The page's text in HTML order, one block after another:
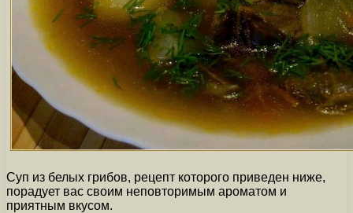
Суп из белых грибов, рецепт которого приведен ниже,
порадует вас своим неповторимым ароматом и
приятным вкусом.